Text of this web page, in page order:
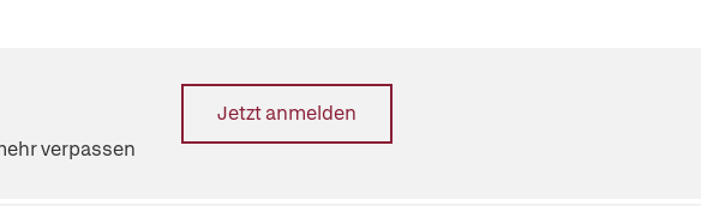
verpassen
Jetzt anmelden